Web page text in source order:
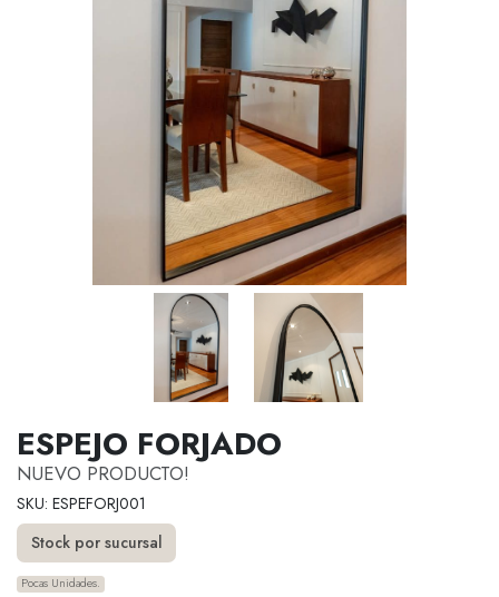
ESPEJO FORJADO
NUEVO PRODUCTO!
SKU: ESPEFORJ001
Stock por sucursal
Pocas Unidades.